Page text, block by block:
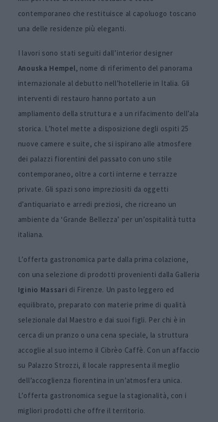
contemporaneo che restituisce al capoluogo toscano
una delle residenze più eleganti.
I lavori sono stati seguiti dall’interior designer
Anouska Hempel, nome di riferimento del panorama
internazionale al debutto nell’hotellerie in Italia. Gli
interventi di restauro hanno portato a un
ampliamento della struttura e a un rifacimento dell’ala
storica. L’hotel mette a disposizione degli ospiti 25
nuove camere e suite, che si ispirano alle atmosfere
dei palazzi fiorentini del passato con uno stile
contemporaneo, oltre a corti interne e terrazze
private. Gli spazi sono impreziositi da oggetti
d’antiquariato e arredi preziosi, che ricreano un
ambiente da ‘Grande Bellezza’ per un’ospitalità tutta
italiana.
L’offerta gastronomica parte dalla prima colazione,
con una selezione di prodotti provenienti dalla Galleria
Iginio Massari di Firenze. Un pasto leggero ed
equilibrato, preparato con materie prime di qualità
selezionale dal Maestro e dai suoi figli. Per chi è in
cerca di un pranzo o una cena speciale, la struttura
accoglie al suo interno il Cibrèo Caffè. Con un affaccio
su Palazzo Strozzi, il locale rappresenta il meglio
dell’accoglienza fiorentina in un’atmosfera unica.
L’offerta gastronomica segue la stagionalità, con i
migliori prodotti che offre il territorio.